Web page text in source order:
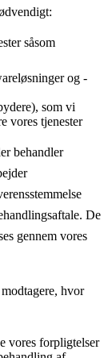
såsom
og -
som vi
vores tjenester
behandler
De
gennem vores
hvor
vores forpligtelser